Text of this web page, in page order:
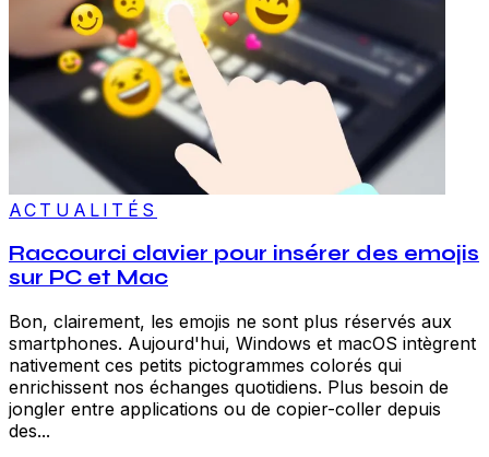
ACTUALITÉS
Raccourci clavier pour insérer des emojis
sur PC et Mac
Bon, clairement, les emojis ne sont plus réservés aux
smartphones. Aujourd'hui, Windows et macOS intègrent
nativement ces petits pictogrammes colorés qui
enrichissent nos échanges quotidiens. Plus besoin de
jongler entre applications ou de copier-coller depuis
des...